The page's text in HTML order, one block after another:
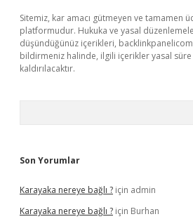
Sitemiz, kar amacı gütmeyen ve tamamen
platformudur. Hukuka ve yasal
düşündüğünüz içerikleri,
bildirmeniz halinde, ilgili içerikler yasal
kaldırılacaktır.
Son Yorumlar
Karayaka nereye bağlı ? için admin
Karayaka nereye bağlı ? için Burhan